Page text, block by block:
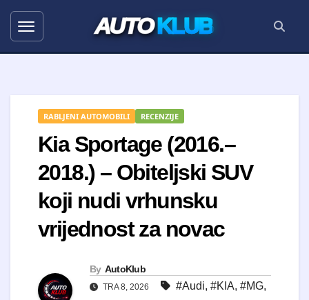
AUTOKLUB
RABLJENI AUTOMOBILI RECENZIJE
Kia Sportage (2016.–
2018.) – Obiteljski SUV
koji nudi vrhunsku
vrijednost za novac
By AutoKlub
TRA 8, 2026 #Audi, #KIA, #MG,